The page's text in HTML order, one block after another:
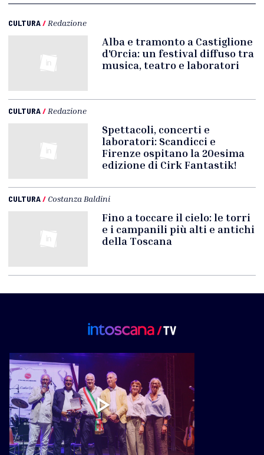
CULTURA/ Redazione
Alba e tramonto a Castiglione
d'Orcia: un festival diffuso tra
musica, teatro e laboratori
CULTURA/ Redazione
Spettacoli, concerti e
laboratori: Scandicci e
Firenze ospitano la 20esima
edizione di Cirk Fantastik!
CULTURA/ Costanza Baldini
Fino a toccare il cielo: le torri
e i campanili più alti e antichi
della Toscana